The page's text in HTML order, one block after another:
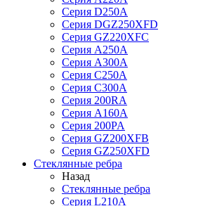
Серия D250A
Серия DGZ250XFD
Серия GZ220XFC
Серия А250А
Серия А300А
Серия С250A
Серия С300A
Серия 200RA
Серия А160A
Серия 200PA
Серия GZ200XFB
Серия GZ250XFD
Стеклянные ребра
Назад
Стеклянные ребра
Серия L210А